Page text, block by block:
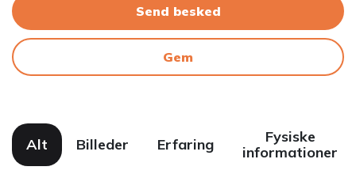
Send besked
Gem
Alt Billeder Erfaring
Fysiske
informationer